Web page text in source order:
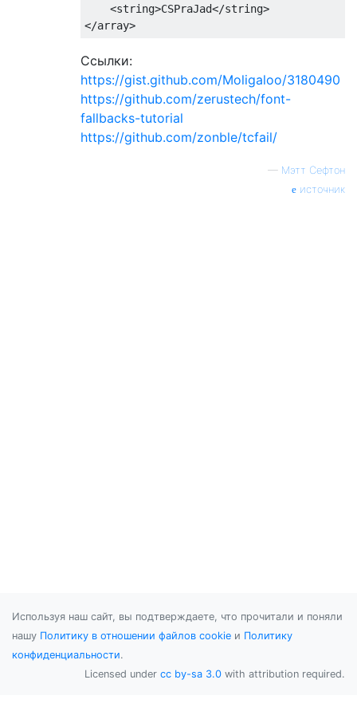
<string>CSPraJad</string>
</array>
Ссылки:
https://gist.github.com/Moligaloo/3180490
https://github.com/zerustech/font-
fallbacks-tutorial
https://github.com/zonble/tcfail/
— Мэтт Сефтон
источник
Используя наш сайт, вы подтверждаете, что прочитали и поняли
нашу Политику в отношении файлов cookie и Политику
конфиденциальности.
Licensed under cc by-sa 3.0 with attribution required.